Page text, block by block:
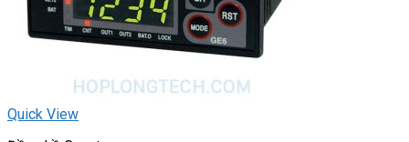
Quick View